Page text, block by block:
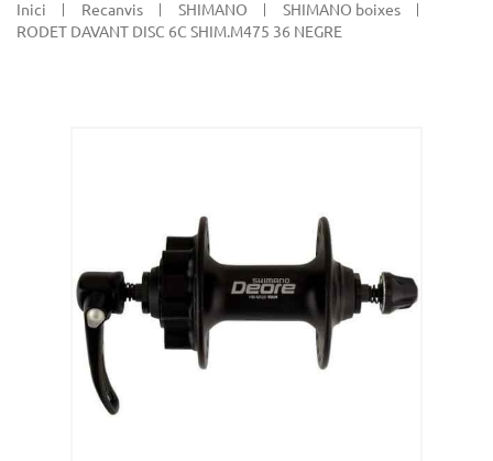
Inici Recanvis SHIMANO
SHIMANO boixes
RODET DAVANT DISC 6C SHIM.M475 36 NEGRE